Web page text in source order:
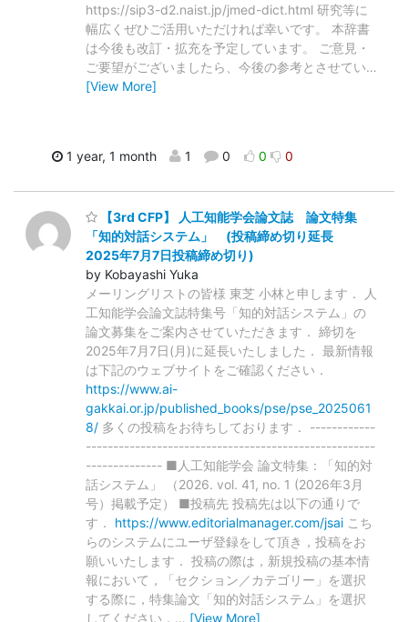
https://sip3-d2.naist.jp/jmed-dict.html 研究等に
幅広くぜひご活用いただければ幸いです。 本辞書
は今後も改訂・拡充を予定しています。 ご意見・
ご要望がございましたら、今後の参考とさせてい…
[View More]
1 year, 1 month 1 0 0 0
【3rd CFP】 人工知能学会論文誌 論文特集
「知的対話システム」 (投稿締め切り延長
2025年7月7日投稿締め切り)
by Kobayashi Yuka
メーリングリストの皆様 東芝 小林と申します． 人
工知能学会論文誌特集号「知的対話システム」の
論文募集をご案内させていただきます． 締切を
2025年7月7日(月)に延長いたしました． 最新情報
は下記のウェブサイトをご確認ください．
https://www.ai-
gakkai.or.jp/published_books/pse/pse_2025061
8/ 多くの投稿をお待ちしております． ------------
-----------------------------------------------------
-------------- ■人工知能学会 論文特集：「知的対
話システム」 （2026. vol. 41, no. 1 (2026年3月
号）掲載予定） ■投稿先 投稿先は以下の通りで
す． https://www.editorialmanager.com/jsai こち
らのシステムにユーザ登録をして頂き，投稿をお
願いいたします． 投稿の際は，新規投稿の基本情
報において，「セクション／カテゴリー」を選択
する際に，特集論文「知的対話システム」を選択
してください． … [View More]